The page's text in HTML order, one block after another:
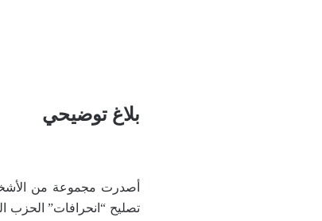
بلاغ توضيحي
أصدرت مجموعة من
تصليح “انحرافات” الحزب